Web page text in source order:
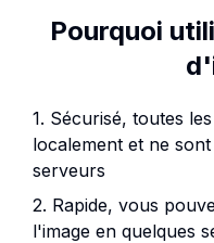
Pourquoi
1. Sécurisé, toutes
localement et ne
serveurs
2. Rapide, vous
l'image en quelques